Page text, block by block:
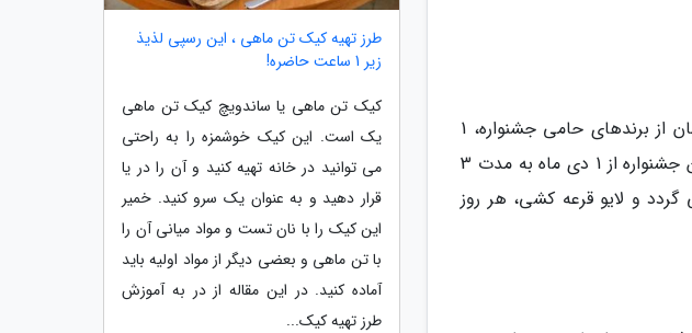
در جشنواره جایزه باران ، با خرید هر 300 هزار تومان از کل فاکتور و خرید هر 100 هزار تومان از برندهای حامی جشنواره، 1
امتیاز کسب نموده و در قرعه کشی روزانه، یک دستگاه پژو 207 شرکت داده خواهید شد. این جشنواره از 1 دی ماه به مدت 3
گردد و لایو قرعه کشی، هر روز
طرز تهیه کیک تن ماهی ، این رسپی لذیذ
زیر 1 ساعت حاضره!
کیک تن ماهی یا ساندویچ کیک تن ماهی
یک است. این کیک خوشمزه را به راحتی
می توانید در خانه تهیه کنید و آن را در یا
قرار دهید و به عنوان یک سرو کنید. خمیر
این کیک را با نان تست و مواد میانی آن را
با تن ماهی و بعضی دیگر از مواد اولیه باید
آماده کنید. در این مقاله از در به آموزش
طرز تهیه کیک...